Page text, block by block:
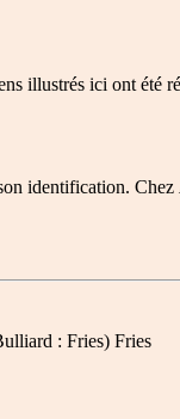
illustrés ici ont été
identification. Chez
: Fries) Fries